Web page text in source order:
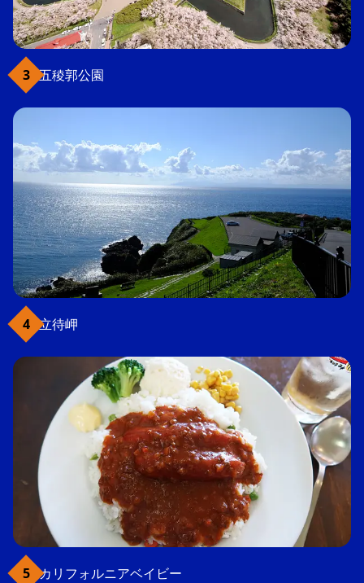
五稜郭公園
立待岬
カリフォルニアベイビー